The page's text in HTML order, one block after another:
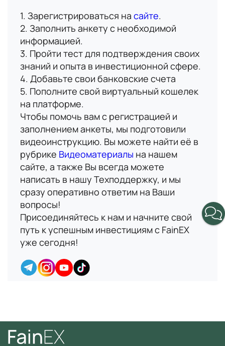
1. Зарегистрироваться насайте.
2. Заполнить анкету с необходимой
информацией.
3. Пройти тест для подтверждения своих
знаний и опыта в инвестиционной сфере.
4. Добавьте свои банковские счета
5. Пополните свой виртуальный кошелек
на платформе.
Чтобы помочь вам с регистрацией и
заполнением анкеты, мы подготовили
видеоинструкцию. Вы можете найти её в
рубрике Видеоматериалы на нашем
сайте, а также Вы всегда можете
написать в нашу Техподдержку, и мы
сразу оперативно ответим на Ваши
вопросы!
Присоединяйтесь к нам и начните свой
путь к успешным инвестициям с FainEX
уже сегодня!
Имя
Номер телефона
Email
Вопрос
В данный момент платформа
находится в разработке,
следите за новостями о
запуске!